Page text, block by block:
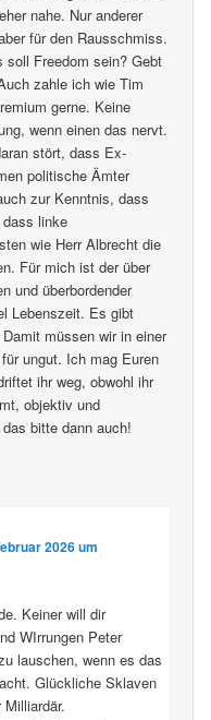
nahe. Nur anderer
für den Rausschmiss.
soll Freedom sein? Gebt
zahle ich wie Tim
gerne. Keine
wenn einen das nervt.
stört, dass Ex-
politische Ämter
zur Kenntnis, dass
linke
wie Herr Albrecht die
Für mich ist der über
und überbordender
Lebenszeit. Es gibt
müssen wir in einer
ungut. Ich mag Euren
ihr weg, obwohl ihr
objektiv und
bitte dann auch!
2026 um
Keiner will dir
WIrrungen Peter
lauschen, wenn es das
Glückliche Sklaven